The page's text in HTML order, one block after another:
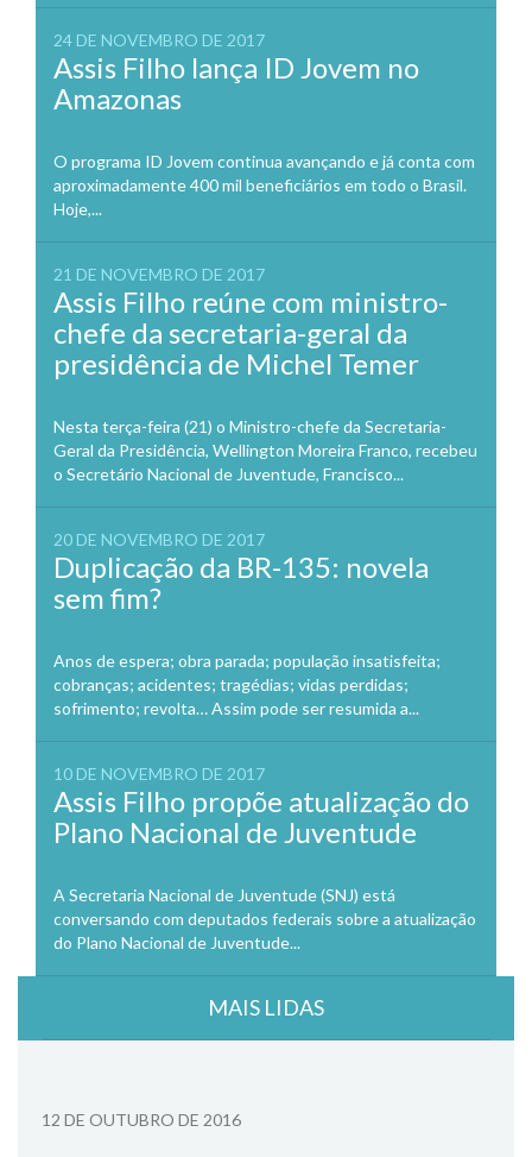
24 DE NOVEMBRO DE 2017
Assis Filho lança ID Jovem no
Amazonas
O programa ID Jovem continua avançando e já conta com
aproximadamente 400 mil beneficiários em todo o Brasil.
Hoje,...
21 DE NOVEMBRO DE 2017
Assis Filho reúne com ministro-
chefe da secretaria-geral da
presidência de Michel Temer
Nesta terça-feira (21) o Ministro-chefe da Secretaria-
Geral da Presidência, Wellington Moreira Franco, recebeu
o Secretário Nacional de Juventude, Francisco...
20 DE NOVEMBRO DE 2017
Duplicação da BR-135: novela
sem fim?
Anos de espera; obra parada; população insatisfeita;
cobranças; acidentes; tragédias; vidas perdidas;
sofrimento; revolta… Assim pode ser resumida a...
10 DE NOVEMBRO DE 2017
Assis Filho propõe atualização do
Plano Nacional de Juventude
A Secretaria Nacional de Juventude (SNJ) está
conversando com deputados federais sobre a atualização
do Plano Nacional de Juventude...
MAIS LIDAS
12 DE OUTUBRO DE 2016